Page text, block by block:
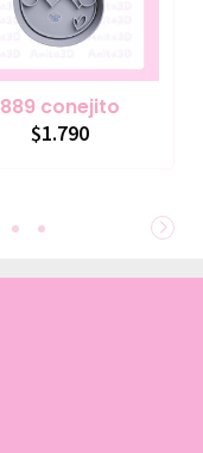
889 conejito
$1.790